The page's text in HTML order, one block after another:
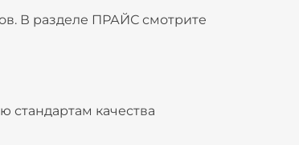
В разделе ПРАЙС смотрите
качества